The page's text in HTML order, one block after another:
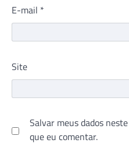
E-mail *
Site
Salvar meus dados
que eu comentar.